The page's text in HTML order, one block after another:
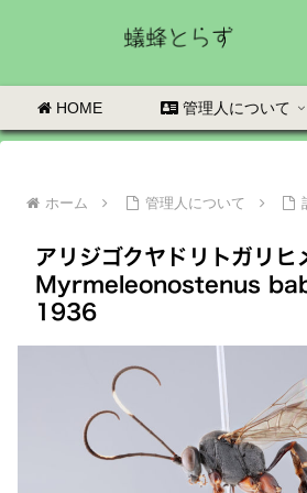
HOME 管理人について
ホーム 管理人について
アリジゴクヤドリトガリヒ
Myrmeleonostenus
1936